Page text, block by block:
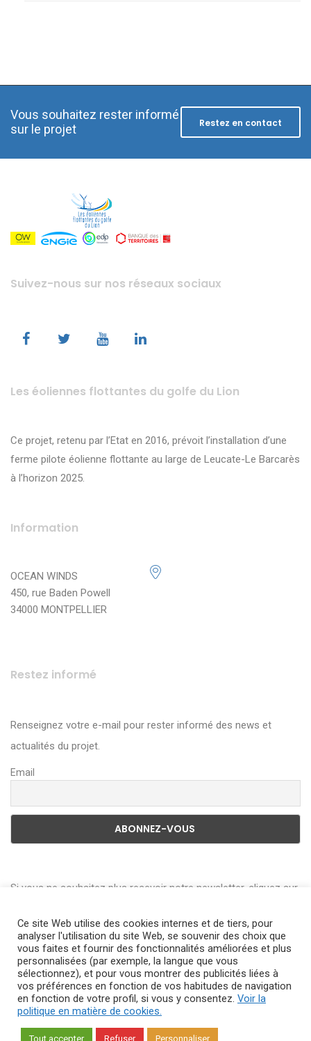
Vous souhaitez rester informé
sur le projet
Restez en contact
Suivez-nous sur nos réseaux sociaux
Les éoliennes flottantes du golfe du Lion
Ce projet, retenu par l’Etat en 2016, prévoit l’installation d’une
ferme pilote éolienne flottante au large de Leucate-Le Barcarès
à l’horizon 2025.
Information
OCEAN WINDS
450, rue Baden Powell
34000 MONTPELLIER
Restez informé
Renseignez votre e-mail pour rester informé des news et
actualités du projet.
Email
Si vous ne souhaitez plus recevoir notre newsletter, cliquez sur
Vous pouvez consulter l’historique de l’utilisation de vos
données en vous adressant àdpm.egn@engie.com
Copyright © 2018Agence web DPNEWS
All Rights Reserved —
Protection des données personnelles—Avis de confidentialité —
Ce site Web utilise des cookies internes et de tiers, pour
analyser l'utilisation du site Web, se souvenir des choix que
vous faites et fournir des fonctionnalités améliorées et plus
personnalisées (par exemple, la langue que vous
sélectionnez), et pour vous montrer des publicités liées à
vos préférences en fonction de vos habitudes de navigation
en fonction de votre profil, si vous y consentez. Voir la
politique en matière de cookies.
Tout accepter Refuser Personnaliser